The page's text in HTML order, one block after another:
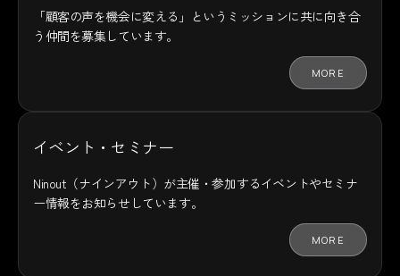
「顧客の声を機会に変える」というミッションに共に向き合
う仲間を募集しています。
MORE
イベント・セミナー
Ninout（ナインアウト）が主催・参加するイベントやセミナ
ー情報をお知らせしています。
MORE